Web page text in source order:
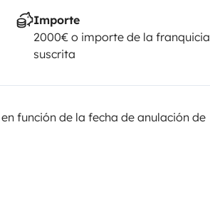
Importe
2000€ o importe de la franquicia
suscrita
función de la fecha de anulación de